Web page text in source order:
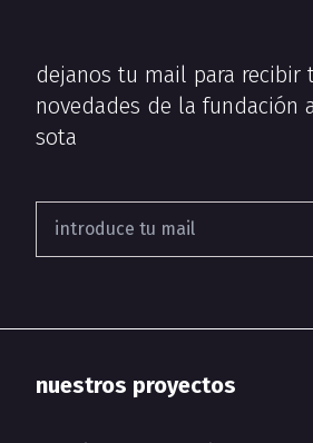
dejanos tu mail para recibir
novedades de la fundación
sota
nuestros proyectos